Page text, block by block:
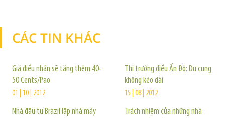
CÁC TIN KHÁC
Giá điều nhân sẽ tăng thêm 40-
50 Cents/Pao
01 | 10 | 2012
Nhà đầu tư Brazil lập nhà máy
Thị trường điều Ấn Độ: Dư cung
không kéo dài
15 | 08 | 2012
Trách nhiệm của những nhà